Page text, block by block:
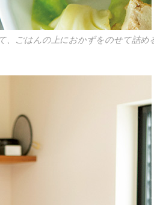
、ごはんの上におかずをのせて詰め